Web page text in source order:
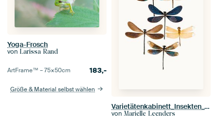
Yoga-Frosch
von Larissa Rand
ArtFrame™ –75×50cm 183,-
Größe & Material selbst wählen
Varietätenkabinett_Insekten_10
von Marielle Leenders